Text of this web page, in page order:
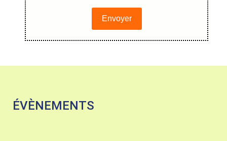
Envoyer
ÉVÈNEMENTS